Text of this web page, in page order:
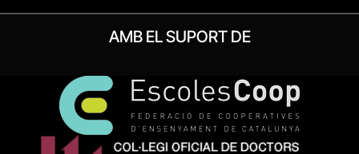
AMB EL SUPORT DE